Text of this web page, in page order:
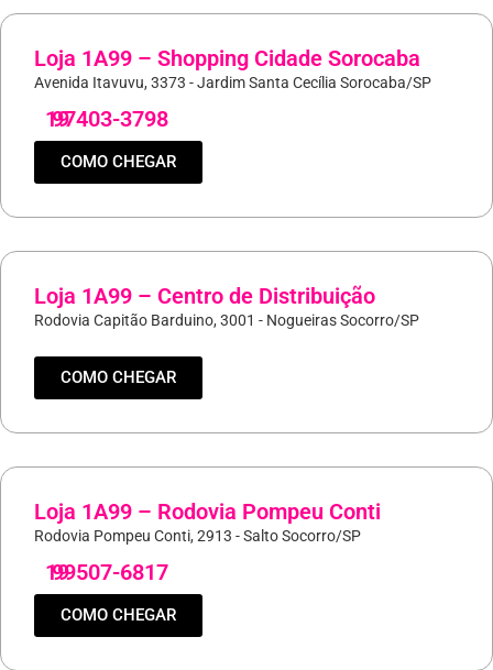
Loja 1A99 – Shopping Cidade Sorocaba
Avenida Itavuvu, 3373 - Jardim Santa Cecília Sorocaba/SP
19
97403-3798
COMO CHEGAR
Loja 1A99 – Centro de Distribuição
Rodovia Capitão Barduino, 3001 - Nogueiras Socorro/SP
COMO CHEGAR
Loja 1A99 – Rodovia Pompeu Conti
Rodovia Pompeu Conti, 2913 - Salto Socorro/SP
19
99507-6817
COMO CHEGAR